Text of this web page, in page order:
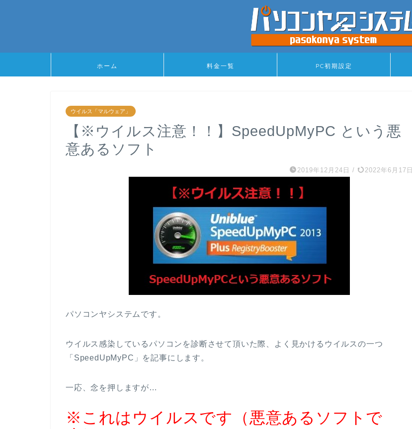
ホーム 料金一覧 PC初期設定
ウイルス「マルウェア」
【※ウイルス注意！！】SpeedUpMyPC という悪
意あるソフト
2019年12月24日 / 2022年6月17日
パソコンヤシステムです。
ウイルス感染しているパソコンを診断させて頂いた際、よく見かけるウイルスの一つ
「SpeedUpMyPC」を記事にします。
一応、念を押しますが…
※これはウイルスです（悪意あるソフトで